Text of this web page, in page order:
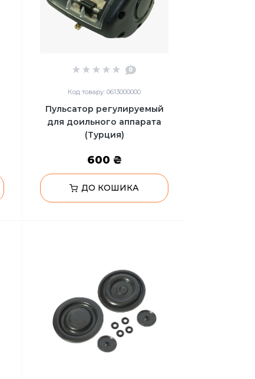
0
Код товару: 0613000000
Пульсатор регулируемый
для доильного аппарата
(Турция)
600 ₴
ДО КОШИКА